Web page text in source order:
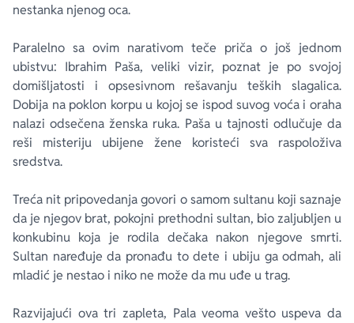
nestanka njenog oca.
Paralelno sa ovim narativom teče priča o još jednom
ubistvu: Ibrahim Paša, veliki vizir, poznat je po svojoj
domišljatosti i opsesivnom rešavanju teških slagalica.
Dobija na poklon korpu u kojoj se ispod suvog voća i oraha
nalazi odsečena ženska ruka. Paša u tajnosti odlučuje da
reši misteriju ubijene žene koristeći sva raspoloživa
sredstva.
Treća nit pripovedanja govori o samom sultanu koji saznaje
da je njegov brat, pokojni prethodni sultan, bio zaljubljen u
konkubinu koja je rodila dečaka nakon njegove smrti.
Sultan naređuje da pronađu to dete i ubiju ga odmah, ali
mladić je nestao i niko ne može da mu uđe u trag.
Razvijajući ova tri zapleta, Pala veoma vešto uspeva da